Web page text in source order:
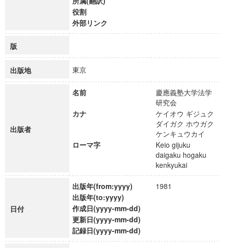
役割
外部リンク
版
出版地 東京
出版者
名前
慶應義塾大学法学
研究会
カナ
ケイオウ ギジュク
ダイガク ホウガク
ケンキュウカイ
ローマ字
Keio gijuku
daigaku hogaku
kenkyukai
日付
出版年(from:yyyy)
1981
出版年(to:yyyy)
作成日(yyyy-mm-dd)
更新日(yyyy-mm-dd)
記録日(yyyy-mm-dd)